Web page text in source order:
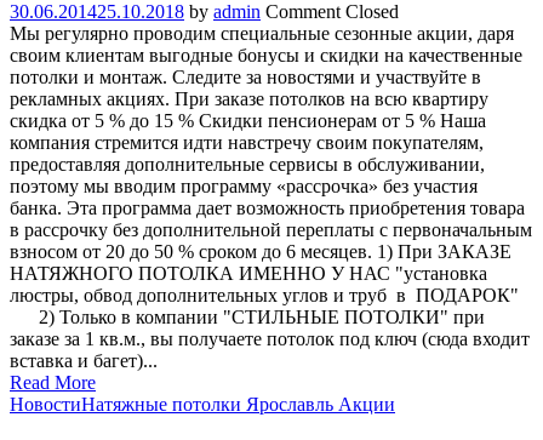
30.06.201425.10.2018 by admin Comment Closed
Мы регулярно проводим специальные сезонные акции, даря
своим клиентам выгодные бонусы и скидки на качественные
потолки и монтаж. Следите за новостями и участвуйте в
рекламных акциях. При заказе потолков на всю квартиру
скидка от 5 % до 15 % Скидки пенсионерам от 5 % Наша
компания стремится идти навстречу своим покупателям,
предоставляя дополнительные сервисы в обслуживании,
поэтому мы вводим программу «рассрочка» без участия
банка. Эта программа дает возможность приобретения товара
в рассрочку без дополнительной переплаты с первоначальным
взносом от 20 до 50 % сроком до 6 месяцев. 1) При ЗАКАЗЕ
НАТЯЖНОГО ПОТОЛКА ИМЕННО У НАС "установка
люстры, обвод дополнительных углов и труб в ПОДАРОК"
2) Только в компании "СТИЛЬНЫЕ ПОТОЛКИ" при
заказе за 1 кв.м., вы получаете потолок под ключ (сюда входит
вставка и багет)...
Read More
НовостиНатяжные потолки Ярославль Акции